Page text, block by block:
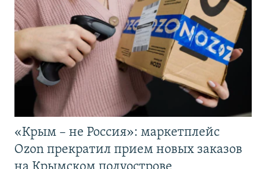
«Крым – не Россия»: маркетплейс
Ozon прекратил прием новых заказов